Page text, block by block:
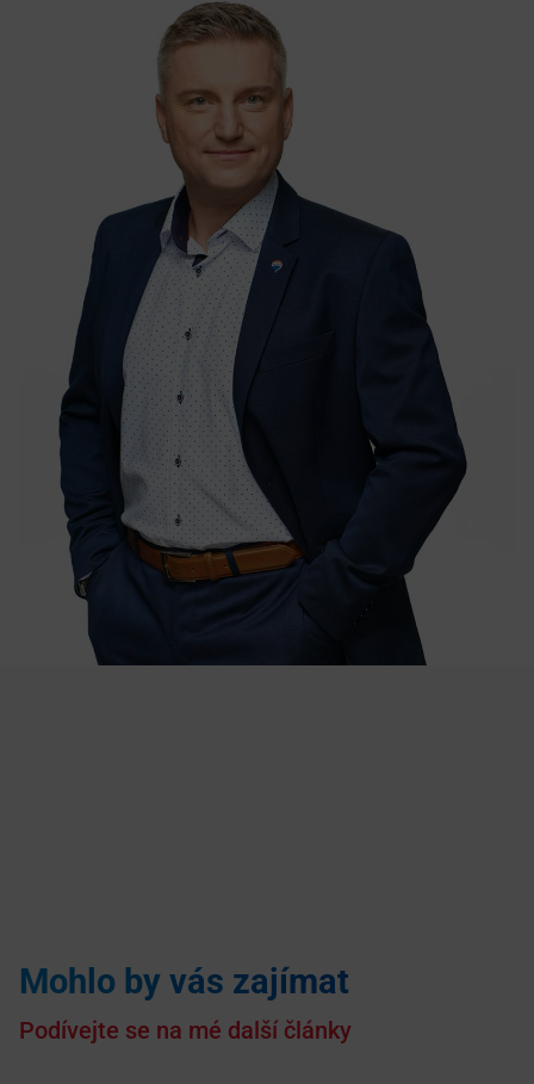
Mohlo by vás zajímat
Podívejte se na mé další články